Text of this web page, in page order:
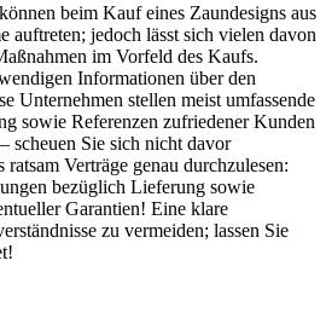
beim Kauf eines Zaundesigns aus
auftreten; jedoch lässt sich vielen davon
im Vorfeld des Kaufs.
Informationen über den
Unternehmen stellen meist umfassende
sowie Referenzen zufriedener Kunden
scheuen Sie sich nicht davor
Verträge genau durchzulesen:
bezüglich Lieferung sowie
Garantien! Eine klare
zu vermeiden; lassen Sie